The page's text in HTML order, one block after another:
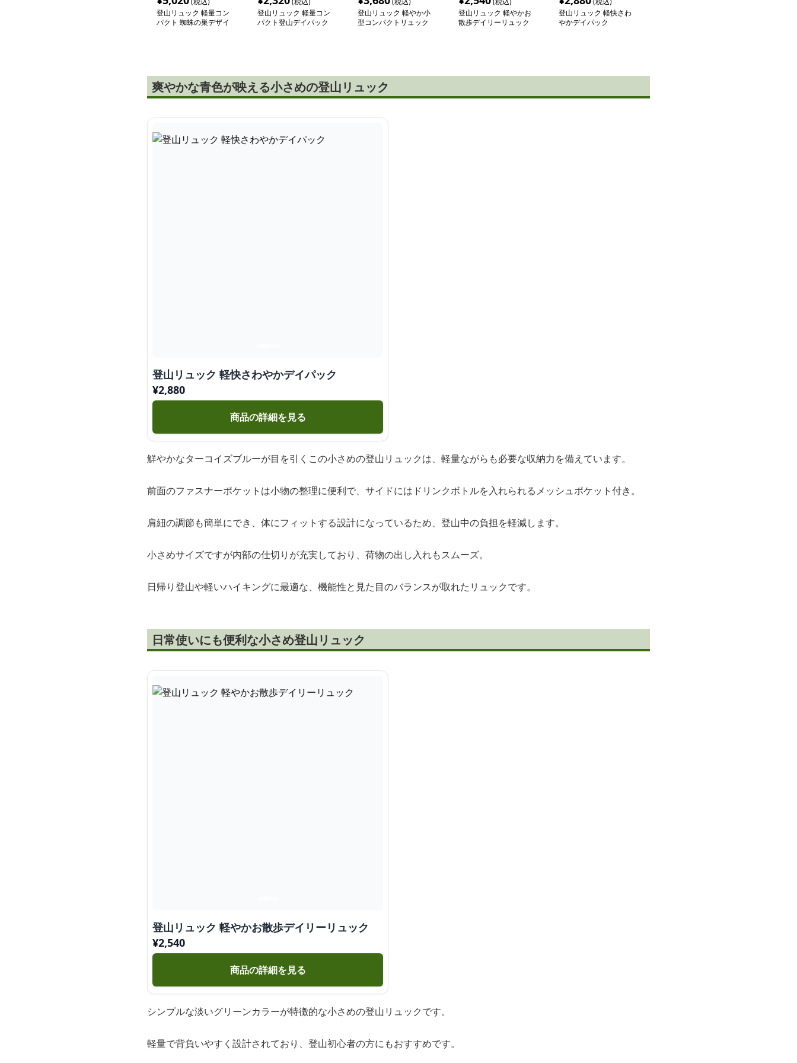
登山リュック 軽量コン
パクト 蜘蛛の巣デザイ
登山リュック 軽量コン
パクト登山デイパック
登山リュック 軽やか小
型コンパクトリュック
登山リュック 軽やかお
散歩デイリーリュック
登山リュック 軽快さわ
やかデイパック
爽やかな青色が映える小さめの登山リュック
登山リュック 軽快さわやかデイパック
¥2,880
商品の詳細を見る
鮮やかなターコイズブルーが目を引くこの小さめの登山リュックは、軽量ながらも必要な収納力を備えています。
前面のファスナーポケットは小物の整理に便利で、サイドにはドリンクボトルを入れられるメッシュポケット付き。
肩紐の調節も簡単にでき、体にフィットする設計になっているため、登山中の負担を軽減します。
小さめサイズですが内部の仕切りが充実しており、荷物の出し入れもスムーズ。
日帰り登山や軽いハイキングに最適な、機能性と見た目のバランスが取れたリュックです。
日常使いにも便利な小さめ登山リュック
登山リュック 軽やかお散歩デイリーリュック
¥2,540
商品の詳細を見る
シンプルな淡いグリーンカラーが特徴的な小さめの登山リュックです。
軽量で背負いやすく設計されており、登山初心者の方にもおすすめです。